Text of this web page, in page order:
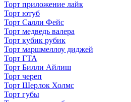
Торт приложение лайк
Торт ютуб
Торт Салли Фейс
Торт медведь валера
Торт кубик рубик
Торт маршмеллоу диджей
Торт ГТА
Торт Билли Айлиш
Торт череп
Торт Шерлок Холмс
Торт губы